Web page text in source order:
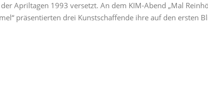
Apriltagen 1993 versetzt. An dem KIM-Abend „Mal
präsentierten drei Kunstschaffende ihre auf den ersten